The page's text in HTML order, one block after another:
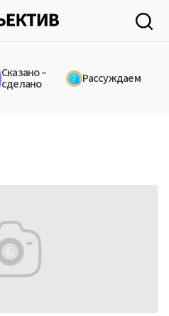
Сказано –
сделано Рассуждаем